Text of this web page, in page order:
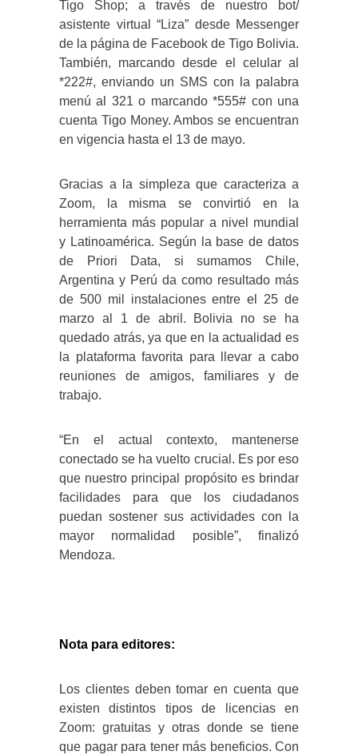
Tigo Shop; a través de nuestro bot/
asistente virtual “Liza” desde Messenger
de la página de Facebook de Tigo Bolivia.
También, marcando desde el celular al
*222#, enviando un SMS con la palabra
menú al 321 o marcando *555# con una
cuenta Tigo Money. Ambos se encuentran
en vigencia hasta el 13 de mayo.
Gracias a la simpleza que caracteriza a
Zoom, la misma se convirtió en la
herramienta más popular a nivel mundial
y Latinoamérica. Según la base de datos
de Priori Data, si sumamos Chile,
Argentina y Perú da como resultado más
de 500 mil instalaciones entre el 25 de
marzo al 1 de abril. Bolivia no se ha
quedado atrás, ya que en la actualidad es
la plataforma favorita para llevar a cabo
reuniones de amigos, familiares y de
trabajo.
“En el actual contexto, mantenerse
conectado se ha vuelto crucial. Es por eso
que nuestro principal propósito es brindar
facilidades para que los ciudadanos
puedan sostener sus actividades con la
mayor normalidad posible”, finalizó
Mendoza.
Nota para editores:
Los clientes deben tomar en cuenta que
existen distintos tipos de licencias en
Zoom: gratuitas y otras donde se tiene
que pagar para tener más beneficios. Con